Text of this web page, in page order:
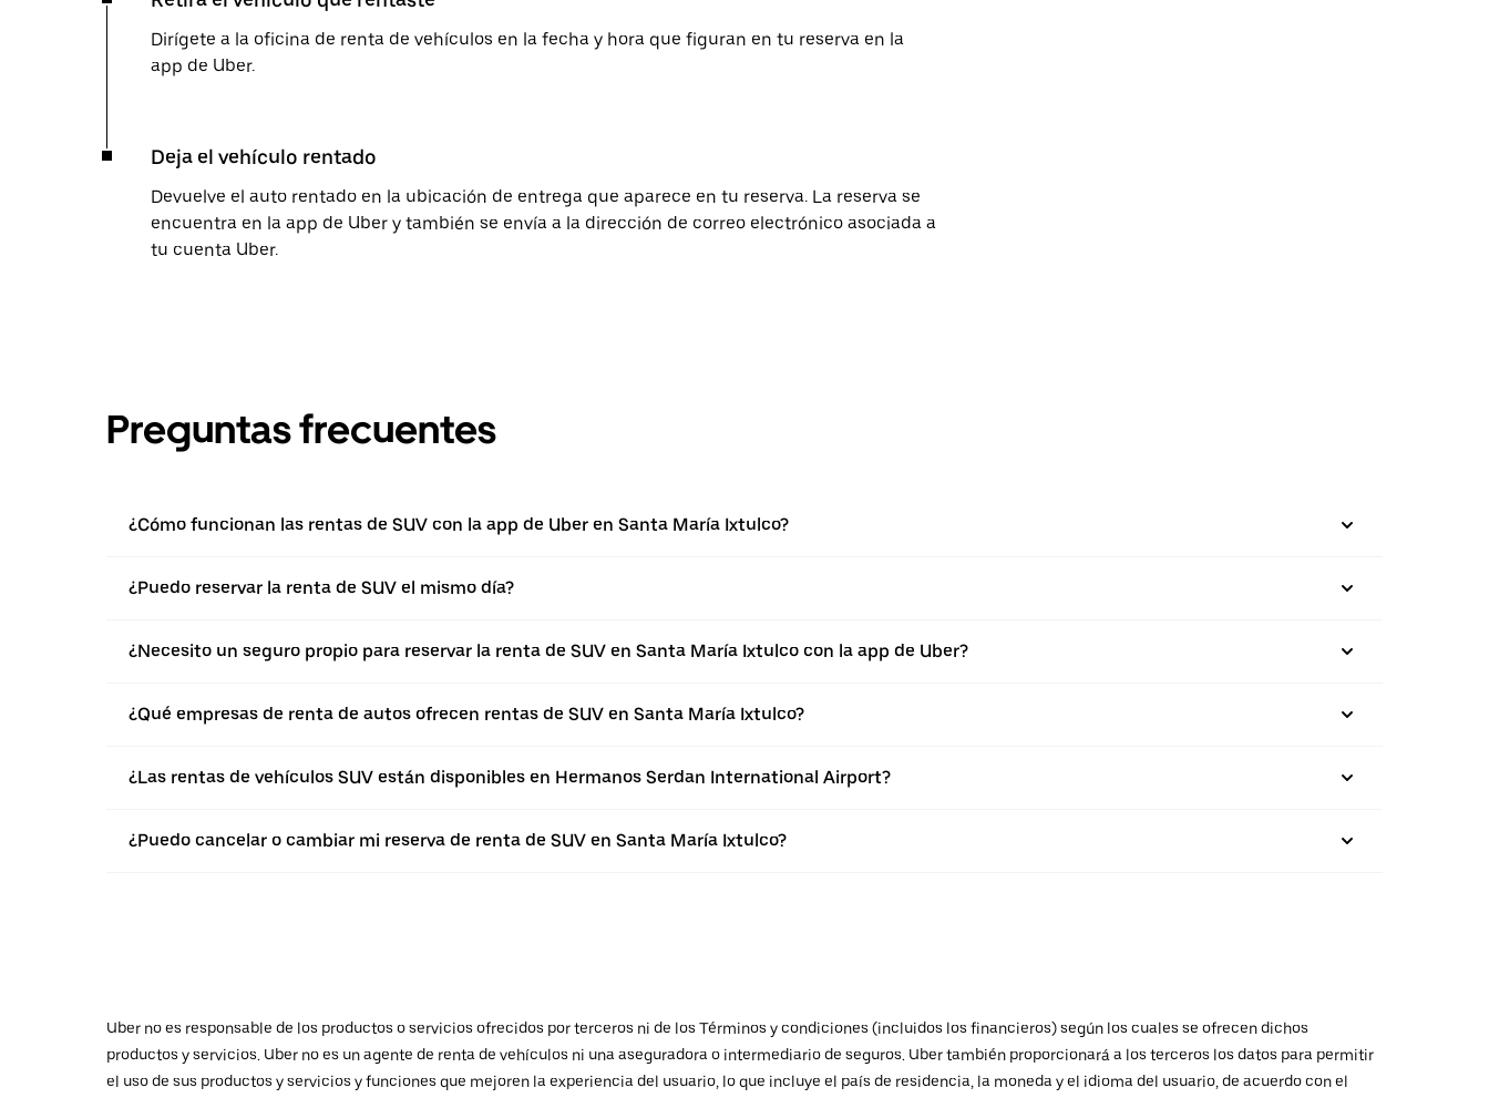
Dirígete a la oficina de renta de vehículos en la fecha y hora que figuran en tu reserva en la
app de Uber.
Deja el vehículo rentado
Devuelve el auto rentado en la ubicación de entrega que aparece en tu reserva. La reserva se
encuentra en la app de Uber y también se envía a la dirección de correo electrónico asociada a
tu cuenta Uber.
Preguntas frecuentes
¿Cómo funcionan las rentas de SUV con la app de Uber en Santa María Ixtulco?
¿Puedo reservar la renta de SUV el mismo día?
¿Necesito un seguro propio para reservar la renta de SUV en Santa María Ixtulco con la app de Uber?
¿Qué empresas de renta de autos ofrecen rentas de SUV en Santa María Ixtulco?
¿Las rentas de vehículos SUV están disponibles en Hermanos Serdan International Airport?
¿Puedo cancelar o cambiar mi reserva de renta de SUV en Santa María Ixtulco?
Uber no es responsable de los productos o servicios ofrecidos por terceros ni de los Términos y condiciones (incluidos los financieros) según los cuales se ofrecen dichos
productos y servicios. Uber no es un agente de renta de vehículos ni una aseguradora o intermediario de seguros. Uber también proporcionará a los terceros los datos para permitir
el uso de sus productos y servicios y funciones que mejoren la experiencia del usuario, lo que incluye el país de residencia, la moneda y el idioma del usuario, de acuerdo con el